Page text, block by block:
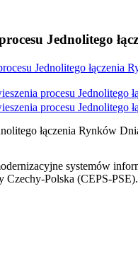
Jednolitego
Jednolitego łączenia
procesu Jednolitego
procesu Jednolitego
łączenia Rynków
systemów
Czechy-Polska (CEPS-PSE).